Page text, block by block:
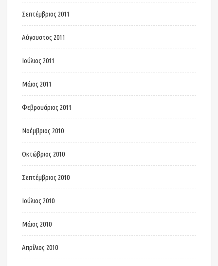
Σεπτέμβριος 2011
Αύγουστος 2011
Ιούλιος 2011
Μάιος 2011
Φεβρουάριος 2011
Νοέμβριος 2010
Οκτώβριος 2010
Σεπτέμβριος 2010
Ιούλιος 2010
Μάιος 2010
Απρίλιος 2010